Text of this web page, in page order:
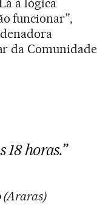
a lógica
funcionar”,
da Comunidade
18 horas.”
(Araras)